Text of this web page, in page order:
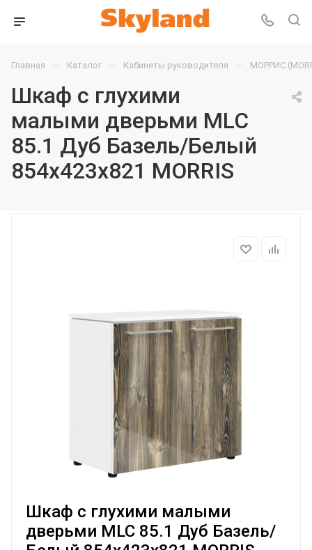
Главная — Каталог — Кабинеты руководителя — МОРРИС
Шкаф с глухими
малыми дверьми MLC
85.1 Дуб Базель/Белый
854х423х821 MORRIS
Шкаф с глухими малыми
дверьми MLC 85.1 Дуб Базель/